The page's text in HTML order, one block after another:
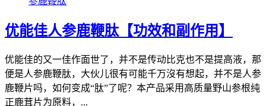
优能佳人参鹿鞭肽【功效和副作用】
优能佳的又一佳作面世了，并不是传动比克也不是提高液，那
便是人参鹿鞭肽，大伙儿很有可能千万沒有想起，并不是人参
鹿鞭片吗，如何变成“肽”了呢？本产品采用高质量野山参根纯
正鹿茸片为原料，...